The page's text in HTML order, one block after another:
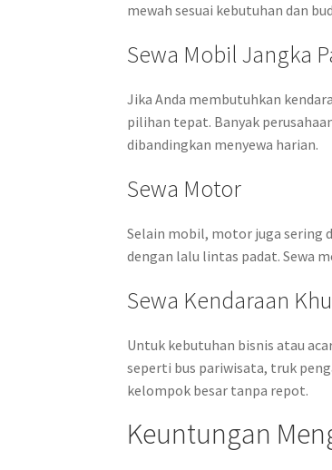
mewah sesuai kebutuhan dan
Sewa Mobil Jangka
Jika Anda membutuhkan
pilihan tepat. Banyak
dibandingkan menyewa harian.
Sewa Motor
Selain mobil, motor juga sering
dengan lalu lintas padat. Sewa
Sewa Kendaraan
Untuk kebutuhan bisnis atau
seperti bus pariwisata, truk
kelompok besar tanpa repot.
Keuntungan